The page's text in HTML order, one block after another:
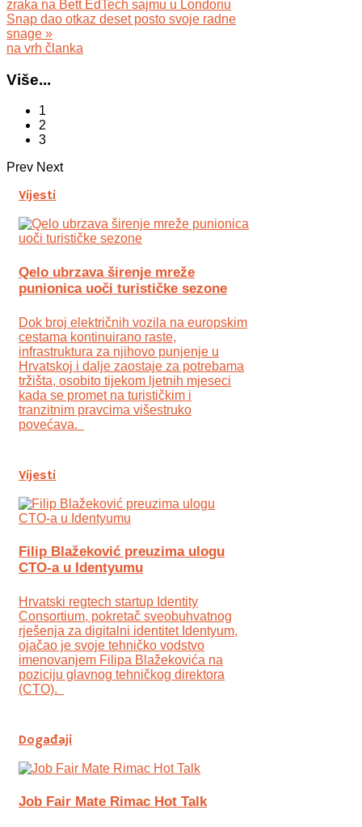
zraka na Bett EdTech sajmu u Londonu
Snap dao otkaz deset posto svoje radne
snage »
na vrh članka
Više...
1
2
3
Prev Next
Vijesti
Qelo ubrzava širenje mreže
punionica uoči turističke sezone
Dok broj električnih vozila na europskim
cestama kontinuirano raste,
infrastruktura za njihovo punjenje u
Hrvatskoj i dalje zaostaje za potrebama
tržišta, osobito tijekom ljetnih mjeseci
kada se promet na turističkim i
tranzitnim pravcima višestruko
povećava.
Vijesti
Filip Blažeković preuzima ulogu
CTO-a u Identyumu
Hrvatski regtech startup Identity
Consortium, pokretač sveobuhvatnog
rješenja za digitalni identitet Identyum,
ojаčao je svoje tehničko vodstvo
imenovanjem Filipa Blažekovića na
poziciju glavnog tehničkog direktora
(CTO).
Događaji
Job Fair Mate Rimac Hot Talk